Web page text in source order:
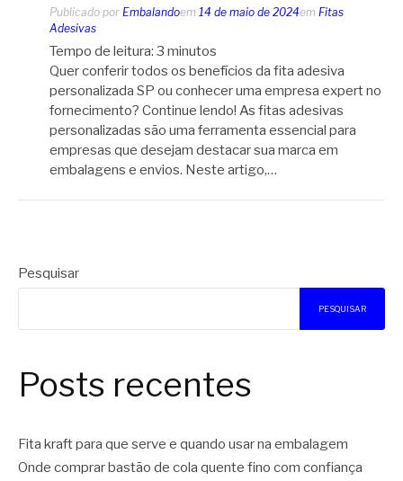
Publicado por Embalandoem 14 de maio de 2024em Fitas
Adesivas
Tempo de leitura: 3 minutos
Quer conferir todos os benefícios da fita adesiva
personalizada SP ou conhecer uma empresa expert no
fornecimento? Continue lendo! As fitas adesivas
personalizadas são uma ferramenta essencial para
empresas que desejam destacar sua marca em
embalagens e envios. Neste artigo,…
Pesquisar
PESQUISAR
Posts recentes
Fita kraft para que serve e quando usar na embalagem
Onde comprar bastão de cola quente fino com confiança